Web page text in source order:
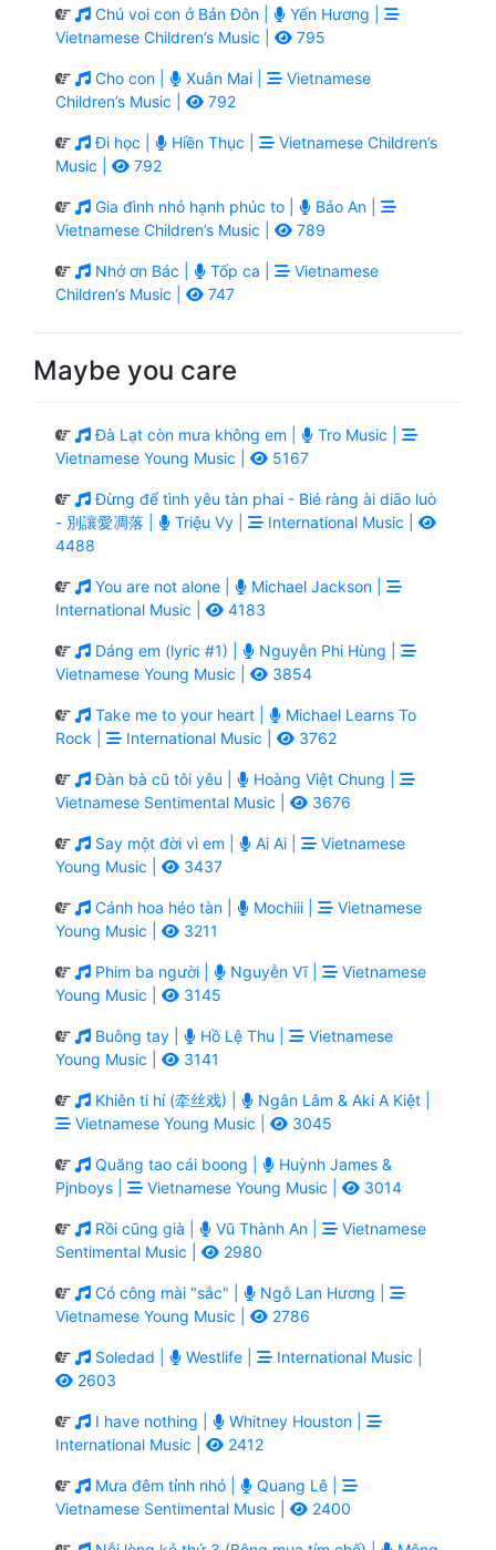
Chú voi con ở Bản Đôn |
Yến Hương |
Vietnamese Children’s Music |
795
Cho con | Xuân Mai |
Vietnamese
Children’s Music |
792
Đi học | Hiền Thục |
Vietnamese Children’s
Music |
792
Gia đình nhỏ hạnh phúc to |
Bảo An |
Vietnamese Children’s Music |
789
Nhớ ơn Bác | Tốp ca |
Vietnamese
Children’s Music |
747
Maybe you care
Đà Lạt còn mưa không em |
Tro Music |
Vietnamese Young Music |
5167
Đừng để tình yêu tàn phai - Bié ràng ài diāo luò
- 別讓愛凋落 |
Triệu Vy |
International Music |
4488
You are not alone |
Michael Jackson |
International Music |
4183
Dáng em (lyric #1) |
Nguyễn Phi Hùng |
Vietnamese Young Music |
3854
Take me to your heart |
Michael Learns To
Rock |
International Music | 3762
Đàn bà cũ tôi yêu |
Hoàng Việt Chung |
Vietnamese Sentimental Music |
3676
Say một đời vì em | Ai Ai |
Vietnamese
Young Music |
3437
Cánh hoa héo tàn | Mochiii |
Vietnamese
Young Music |
3211
Phim ba người | Nguyễn Vĩ |
Vietnamese
Young Music |
3145
Buông tay | Hồ Lệ Thu |
Vietnamese
Young Music |
3141
Khiên ti hí (牵丝戏) |
Ngân Lâm & Aki A Kiệt |
Vietnamese Young Music |
3045
Quăng tao cái boong |
Huỳnh James &
Pjnboys |
Vietnamese Young Music | 3014
Rồi cũng già | Vũ Thành An |
Vietnamese
Sentimental Music |
2980
Có công mài "sắc" |
Ngô Lan Hương |
Vietnamese Young Music |
2786
Soledad | Westlife |
International Music |
2603
I have nothing |
Whitney Houston |
International Music |
2412
Mưa đêm tỉnh nhỏ |
Quang Lê |
Vietnamese Sentimental Music |
2400